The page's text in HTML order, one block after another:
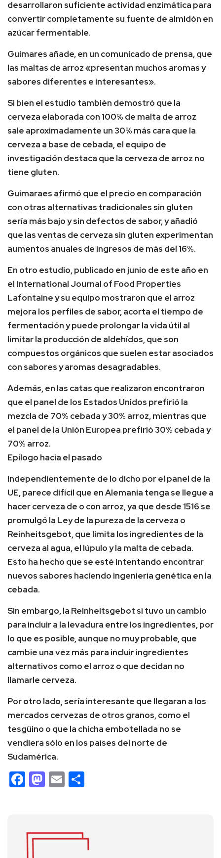
desarrollaron suficiente actividad enzimática para
convertir completamente su fuente de almidón en
azúcar fermentable.
Guimares añade, en un comunicado de prensa, que
las maltas de arroz «presentan muchos aromas y
sabores diferentes e interesantes».
Si bien el estudio también demostró que la
cerveza elaborada con 100% de malta de arroz
sale aproximadamente un 30% más cara que la
cerveza a base de cebada, el equipo de
investigación destaca que la cerveza de arroz no
tiene gluten.
Guimaraes afirmó que el precio en comparación
con otras alternativas tradicionales sin gluten
sería más bajo y sin defectos de sabor, y añadió
que las ventas de cerveza sin gluten experimentan
aumentos anuales de ingresos de más del 16%.
En otro estudio, publicado en junio de este año en
el International Journal of Food Properties
Lafontaine y su equipo mostraron que el arroz
mejora los perfiles de sabor, acorta el tiempo de
fermentación y puede prolongar la vida útil al
limitar la producción de aldehídos, que son
compuestos orgánicos que suelen estar asociados
con sabores y aromas desagradables.
Además, en las catas que realizaron encontraron
que el panel de los Estados Unidos prefirió la
mezcla de 70% cebada y 30% arroz, mientras que
el panel de la Unión Europea prefirió 30% cebada y
70% arroz.
Epílogo hacia el pasado
Independientemente de lo dicho por el panel de la
UE, parece difícil que en Alemania tenga se llegue a
hacer cerveza de o con arroz, ya que desde 1516 se
promulgó la Ley de la pureza de la cerveza o
Reinheitsgebot, que limita los ingredientes de la
cerveza al agua, el lúpulo y la malta de cebada.
Esto ha hecho que se esté intentando encontrar
nuevos sabores haciendo ingeniería genética en la
cebada.
Sin embargo, la Reinheitsgebot sí tuvo un cambio
para incluir a la levadura entre los ingredientes, por
lo que es posible, aunque no muy probable, que
cambie una vez más para incluir ingredientes
alternativos como el arroz o que decidan no
llamarle cerveza.
Por otro lado, sería interesante que llegaran a los
mercados cervezas de otros granos, como el
tesgüino o que la chicha embotellada no se
vendiera sólo en los países del norte de
Sudamérica.
Facebook
Mastodon
Email